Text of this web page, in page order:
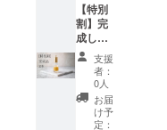
【特別
割】完
成した
商品3本
・詳
細：セ
ラム
ルネッ
サン
支援
者：
0人
お届
け予
定：